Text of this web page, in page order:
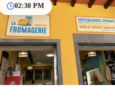
02:30 PM